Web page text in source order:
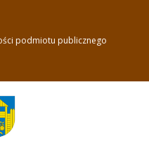
podmiotu publicznego